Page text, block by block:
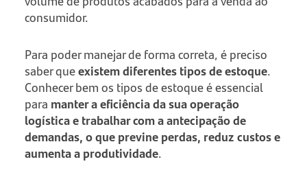
consumidor.
Para poder manejar de forma correta, é preciso
saber queexistem diferentes tipos de estoque.
Conhecer bem os tipos de estoque é essencial
para manter a eficiência da sua operação
logística e trabalhar com a antecipação de
demandas, o que previne perdas, reduz custos e
aumenta a produtividade.